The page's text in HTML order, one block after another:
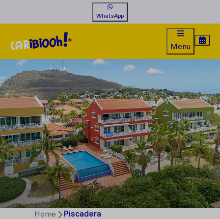
WhatsApp
Menu
Home Piscadera